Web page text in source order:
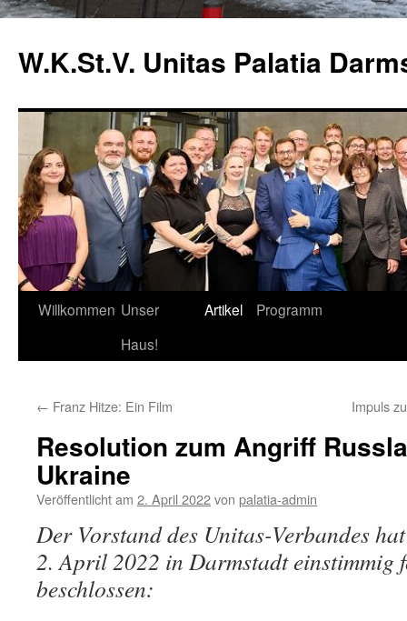
springen
W.K.St.V. Unitas Palatia
Willkommen Unser
Haus!
Artikel Programm
← Franz Hitze: Ein Film Impuls
Resolution zum Angriff
Ukraine
Veröffentlicht am 2. April 2022von palatia-admin
Der Vorstand des Unitas-Verbandes
2. April 2022 in Darmstadt einstimmig
beschlossen: